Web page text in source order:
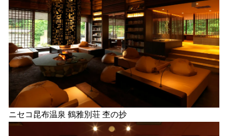
ニセコ昆布温泉 鶴雅別荘 杢の抄